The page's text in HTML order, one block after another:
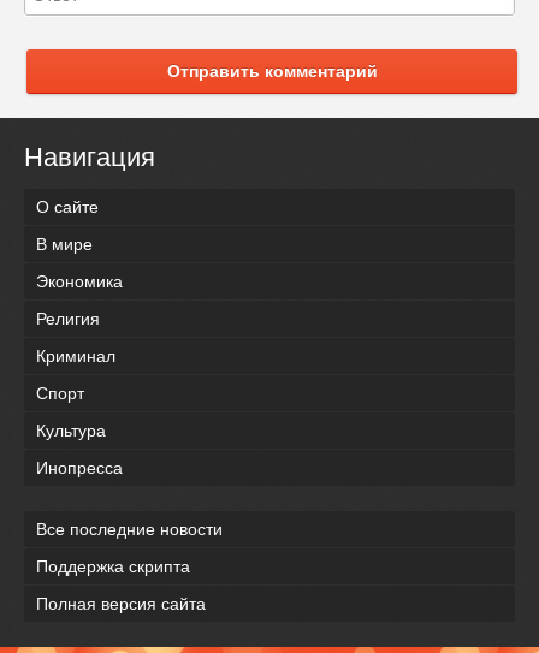
Отправить комментарий
Навигация
О сайте
В мире
Экономика
Религия
Криминал
Спорт
Культура
Инопресса
Все последние новости
Поддержка скрипта
Полная версия сайта